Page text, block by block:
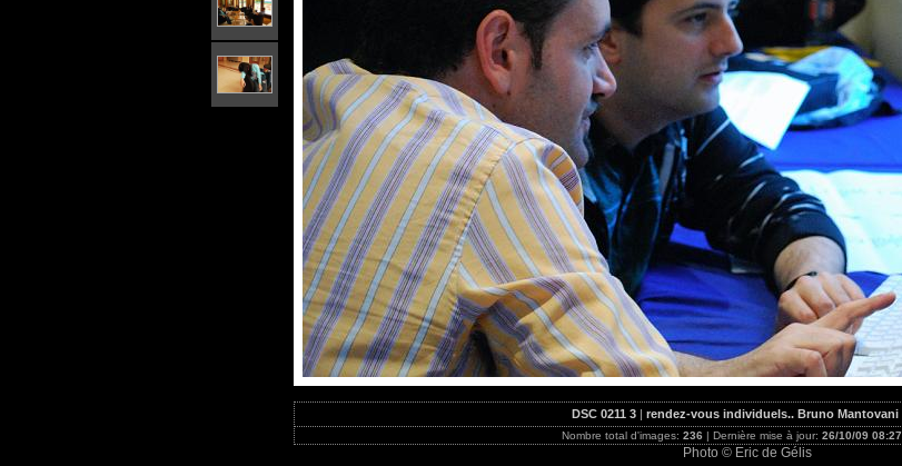
DSC 0211 3 | rendez-vous individuels.. Bruno Mantovani
Nombre total d'images: 236 | Dernière mise à jour: 26/10/09 08:27
Photo © Eric de Gélis